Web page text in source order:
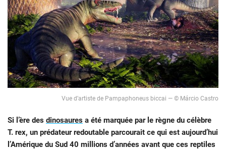
Vue d’artiste de Pampaphoneus biccai — © Márcio Castro
Si l’ère des dinosaures a été marquée par le règne du célèbre
T. rex, un prédateur redoutable parcourait ce qui est aujourd’hui
l’Amérique du Sud 40 millions d’années avant que ces reptiles